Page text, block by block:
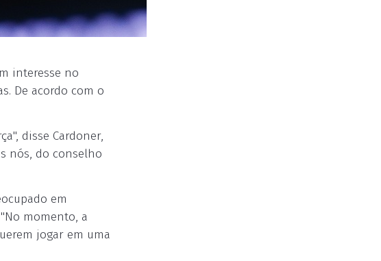
interesse no
De acordo com o
disse Cardoner,
nós, do conselho
em
momento, a
jogar em uma